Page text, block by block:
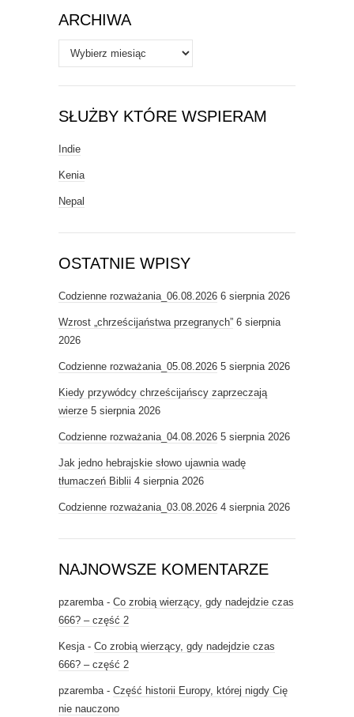
ARCHIWA
Archiwa
SŁUŻBY KTÓRE WSPIERAM
Indie
Kenia
Nepal
OSTATNIE WPISY
Codzienne rozważania_06.08.2026 6 sierpnia 2026
Wzrost „chrześcijaństwa przegranych” 6 sierpnia
2026
Codzienne rozważania_05.08.2026 5 sierpnia 2026
Kiedy przywódcy chrześcijańscy zaprzeczają
wierze 5 sierpnia 2026
Codzienne rozważania_04.08.2026 5 sierpnia 2026
Jak jedno hebrajskie słowo ujawnia wadę
tłumaczeń Biblii 4 sierpnia 2026
Codzienne rozważania_03.08.2026 4 sierpnia 2026
NAJNOWSZE KOMENTARZE
pzaremba- Co zrobią wierzący, gdy nadejdzie czas
666? – część 2
Kesja- Co zrobią wierzący, gdy nadejdzie czas
666? – część 2
pzaremba- Część historii Europy, której nigdy Cię
nie nauczono